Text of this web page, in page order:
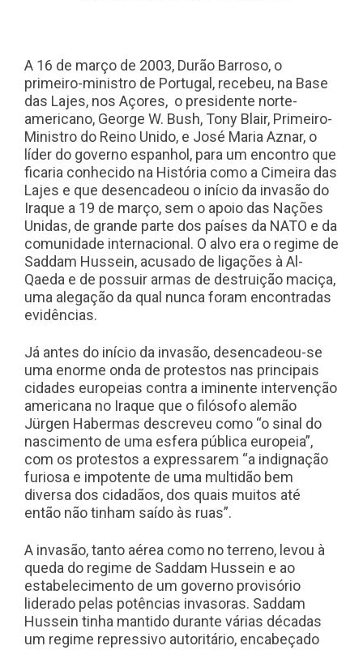
A 16 de março de 2003, Durão Barroso, o
primeiro-ministro de Portugal, recebeu, na Base
das Lajes, nos Açores, o presidente norte-
americano, George W. Bush, Tony Blair, Primeiro-
Ministro do Reino Unido, e José Maria Aznar, o
líder do governo espanhol, para um encontro que
ficaria conhecido na História como a Cimeira das
Lajes e que desencadeou o início da invasão do
Iraque a 19 de março, sem o apoio das Nações
Unidas, de grande parte dos países da NATO e da
comunidade internacional. O alvo era o regime de
Saddam Hussein, acusado de ligações à Al-
Qaeda e de possuir armas de destruição maciça,
uma alegação da qual nunca foram encontradas
evidências.
Já antes do início da invasão, desencadeou-se
uma enorme onda de protestos nas principais
cidades europeias contra a iminente intervenção
americana no Iraque que o filósofo alemão
Jürgen Habermas descreveu como “o sinal do
nascimento de uma esfera pública europeia”,
com os protestos a expressarem “a indignação
furiosa e impotente de uma multidão bem
diversa dos cidadãos, dos quais muitos até
então não tinham saído às ruas”.
A invasão, tanto aérea como no terreno, levou à
queda do regime de Saddam Hussein e ao
estabelecimento de um governo provisório
liderado pelas potências invasoras. Saddam
Hussein tinha mantido durante várias décadas
um regime repressivo autoritário, encabeçado